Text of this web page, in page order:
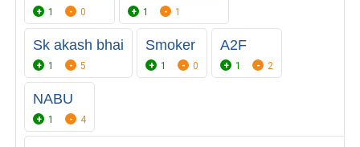
1 0 1 1
Sk akash bhai
1 5
Smoker
1 0
A2F
1 2
NABU
1 4